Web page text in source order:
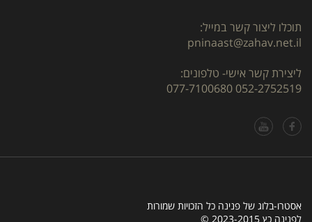
תוכלו ליצור קשר במייל:
pninaast@zahav.net.il
ליצירת קשר אישי- טלפונים:
052-2752519
077-7100680
אסטרו-בלוג של פנינה כל הזכויות שמורות
לפנינה כץ 2023-2015 ©